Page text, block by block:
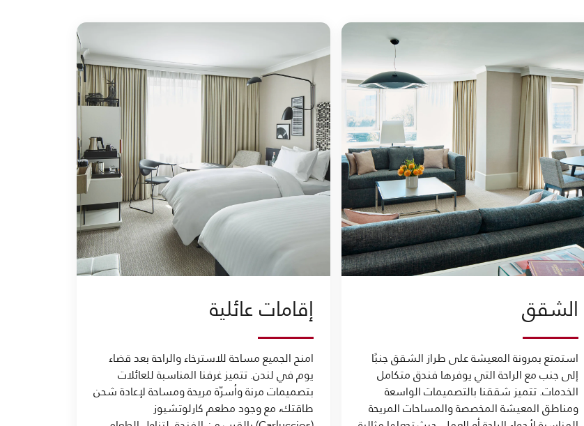
الشقق
استمتع بمرونة المعيشة على طراز الشقق جنبًا
إلى جنب مع الراحة التي يوفرها فندق متكامل
الخدمات. تتميز شققنا بالتصميمات الواسعة
ومناطق المعيشة المخصصة والمساحات المريحة
إقامات عائلية
امنح الجميع مساحة للاسترخاء والراحة بعد قضاء
يوم في لندن. تتميز غرفنا المناسبة للعائلات
بتصميمات مرنة وأسرّة مريحة ومساحة لإعادة شحن
طاقتك، مع وجود مطعم كارلوتشيوز